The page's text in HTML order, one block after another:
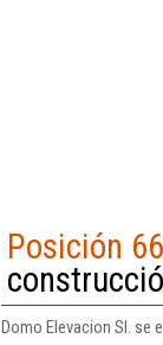
Posición
Domo Elevacion Sl. se